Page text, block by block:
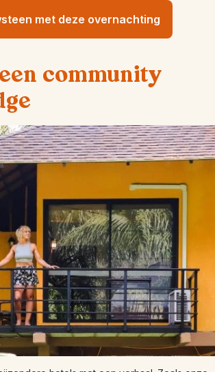
met deze overnachting
community